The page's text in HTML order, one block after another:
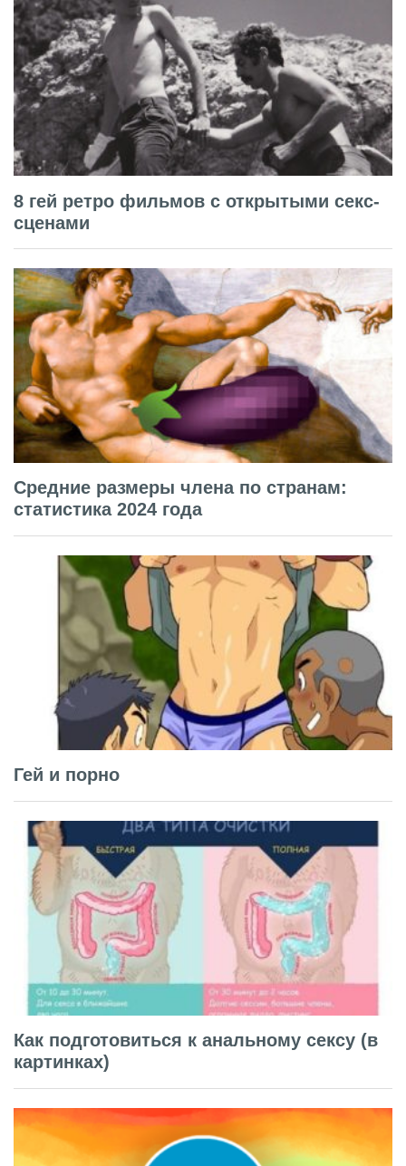
8 гей ретро фильмов с открытыми секс-
сценами
Средние размеры члена по странам:
статистика 2024 года
Гей и порно
Как подготовиться к анальному сексу (в
картинках)